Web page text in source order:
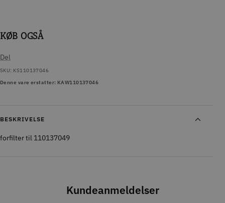
KØB OGSÅ
Del
SKU: KS110137046
Denne vare erstatter: KAW110137046
BESKRIVELSE
forfilter til 110137049
Kundeanmeldelser